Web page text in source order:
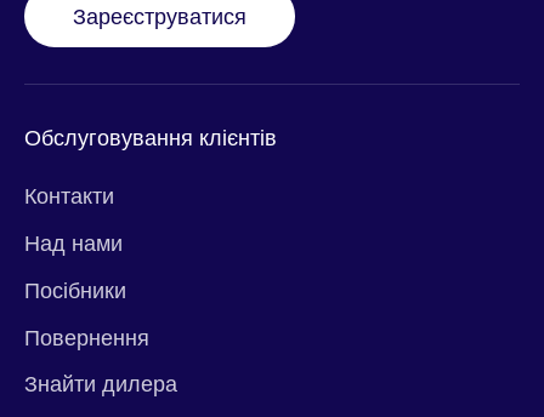
Зареєструватися
Обслуговування клієнтів
Контакти
Над нами
Посібники
Повернення
Знайти дилера